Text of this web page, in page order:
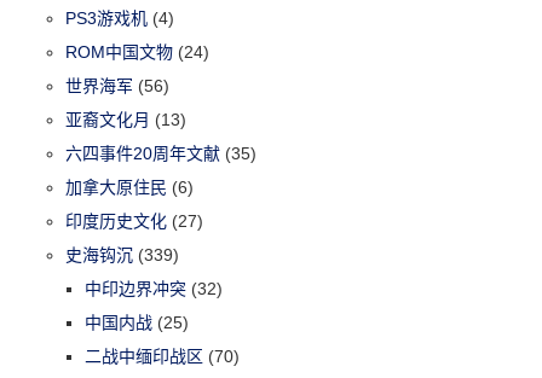
PS3游戏机 (4)
ROM中国文物 (24)
世界海军 (56)
亚裔文化月 (13)
六四事件20周年文献 (35)
加拿大原住民 (6)
印度历史文化 (27)
史海钩沉 (339)
中印边界冲突 (32)
中国内战 (25)
二战中缅印战区 (70)